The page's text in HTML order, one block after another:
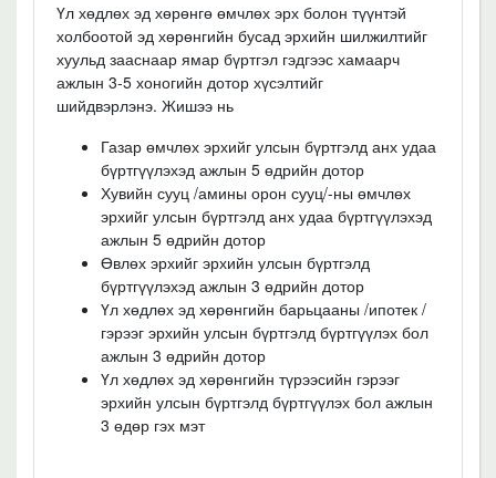
Үл хөдлөх эд хөрөнгө өмчлөх эрх болон түүнтэй
холбоотой эд хөрөнгийн бусад эрхийн шилжилтийг
хуульд зааснаар ямар бүртгэл гэдгээс хамаарч
ажлын 3-5 хоногийн дотор хүсэлтийг
шийдвэрлэнэ. Жишээ нь
Газар өмчлөх эрхийг улсын бүртгэлд анх удаа
бүртгүүлэхэд ажлын 5 өдрийн дотор
Хувийн сууц /амины орон сууц/-ны өмчлөх
эрхийг улсын бүртгэлд анх удаа бүртгүүлэхэд
ажлын 5 өдрийн дотор
Өвлөх эрхийг эрхийн улсын бүртгэлд
бүртгүүлэхэд ажлын 3 өдрийн дотор
Үл хөдлөх эд хөрөнгийн барьцааны /ипотек /
гэрээг эрхийн улсын бүртгэлд бүртгүүлэх бол
ажлын 3 өдрийн дотор
Үл хөдлөх эд хөрөнгийн түрээсийн гэрээг
эрхийн улсын бүртгэлд бүртгүүлэх бол ажлын
3 өдөр гэх мэт